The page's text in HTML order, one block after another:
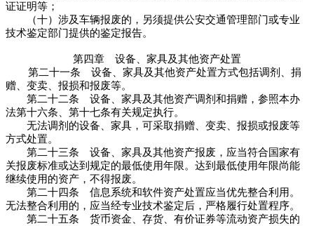
证证明等；
（十）涉及车辆报废的，另须提供公安交通管理部门或专业
技术鉴定部门提供的鉴定报告。
第四章 设备、家具及其他资产处置
第二十一条 设备、家具及其他资产处置方式包括调剂、捐
赠、变卖、报损和报废等。
第二十二条 设备、家具及其他资产调剂和捐赠，参照本办
法第十六条、第十七条有关规定执行。
无法调剂的设备、家具，可采取捐赠、变卖、报损或报废等
方式处置。
第二十三条 设备、家具及其他资产报废，应当符合国家有
关报废标准或达到规定的最低使用年限。达到最低使用年限尚能
继续使用的资产，不得报废。
第二十四条 信息系统和软件资产处置应当优先整合利用。
无法整合利用的，应当经专业技术鉴定后，严格履行处置程序。
第二十五条 货币资金、存货、有价证券等流动资产损失的